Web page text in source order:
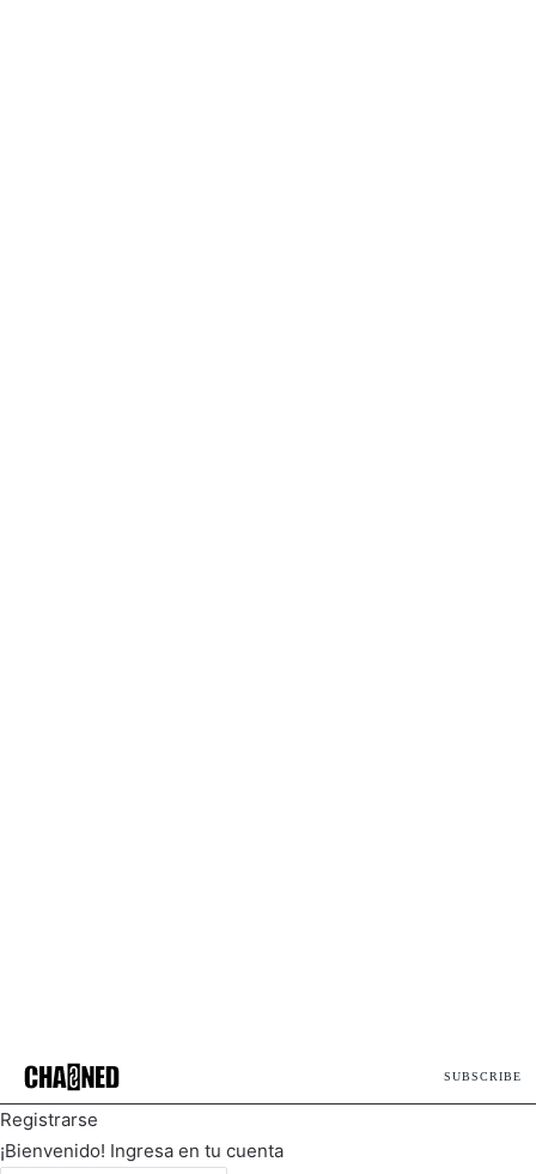
SUBSCRIBE
Registrarse
¡Bienvenido! Ingresa en tu cuenta